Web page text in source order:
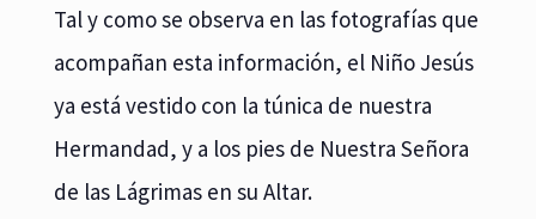
Tal y como se observa en las fotografías que
acompañan esta información, el Niño Jesús
ya está vestido con la túnica de nuestra
Hermandad, y a los pies de Nuestra Señora
de las Lágrimas en su Altar.